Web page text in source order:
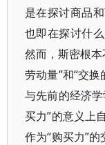
是在探讨商品
也即在探讨什
然而，斯密根
劳动量”和“交
与先前的经济
买力”的意义上
作为“购买力”